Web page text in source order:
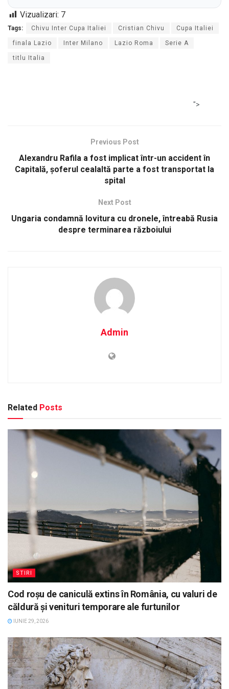
Vizualizari: 7
Tags: Chivu Inter Cupa Italiei Cristian Chivu Cupa Italiei
finala Lazio Inter Milano Lazio Roma Serie A
titlu Italia
">
Previous Post
Alexandru Rafila a fost implicat într-un accident în
Capitală, șoferul cealaltă parte a fost transportat la
spital
Next Post
Ungaria condamnă lovitura cu dronele, întreabă Rusia
despre terminarea războiului
Admin
Related Posts
STIRI
Cod roșu de caniculă extins în România, cu valuri de
căldură și venituri temporare ale furtunilor
IUNIE 29, 2026